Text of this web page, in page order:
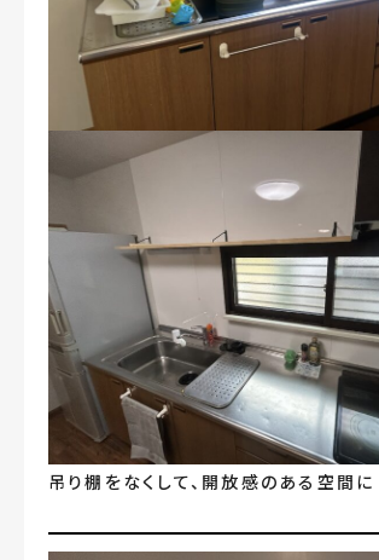
吊り棚をなくして、開放感のある空間に